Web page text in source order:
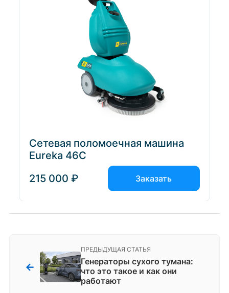
Сетевая поломоечная машина
Eureka 46C
215 000 ₽
Заказать
←
ПРЕДЫДУЩАЯ СТАТЬЯ
Генераторы сухого тумана:
что это такое и как они
работают